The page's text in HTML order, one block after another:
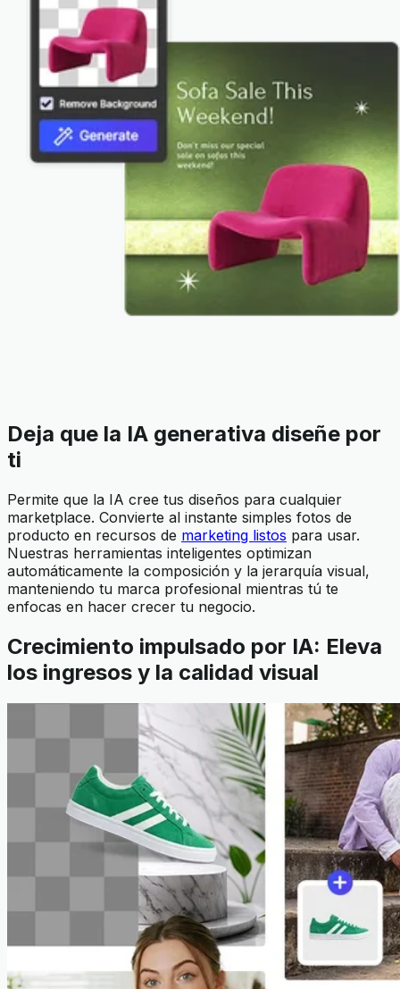
Deja que la IA generativa diseñe por
ti
Permite que la IA cree tus diseños para cualquier
marketplace. Convierte al instante simples fotos de
producto en recursos de marketing listos para usar.
Nuestras herramientas inteligentes optimizan
automáticamente la composición y la jerarquía visual,
manteniendo tu marca profesional mientras tú te
enfocas en hacer crecer tu negocio.
Crecimiento impulsado por IA: Eleva
los ingresos y la calidad visual